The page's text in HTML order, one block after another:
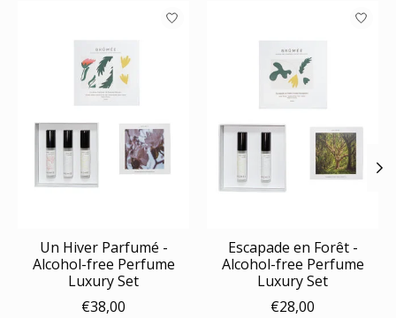
Items van productcarrousel
Un Hiver Parfumé -
Alcohol-free Perfume
Luxury Set
€38,00
Escapade en Forêt -
Alcohol-free Perfume
Luxury Set
€28,00